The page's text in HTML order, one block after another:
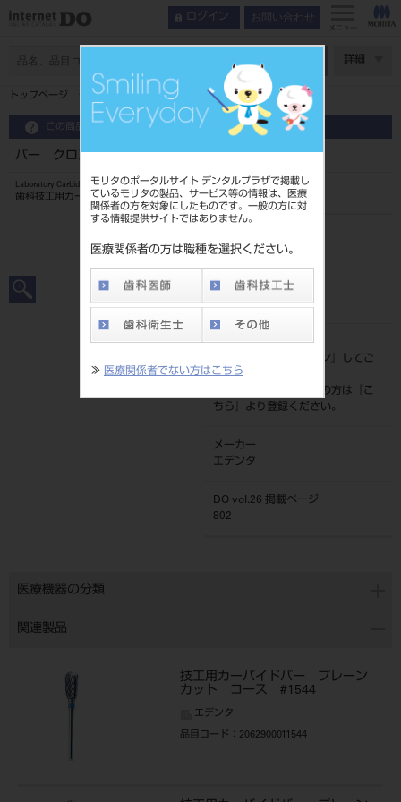
モリタのポータルサイト デンタルプラザで掲載し
ているモリタの製品、サービス等の情報は、医療
関係者の方を対象にしたものです。一般の方に対
する情報提供サイトではありません。
医療関係者の方は職種を選択ください。
≫ 医療関係者でない方はこちら
ログイン お問い合わせ
メニュー
詳細
トップページ バー クロスカット コース ＃1508
この商品に関するお問い合わせ
バー クロスカット コース ＃1508
Laboratory Carbide Bur
歯科技工用カーバイド切削器具
2062900061508
JAN/EANコード
標準価格
ログイン
』してご
覧ください。
ネット会員登録がまだの方は『
こ
ちら
』より登録ください。
メーカー
エデンタ
DO vol.26 掲載ページ
802
医療機器の分類
関連製品
技工用カーバイドバー プレーン
カット コース #1544
エデンタ
品目コード ：2062900011544